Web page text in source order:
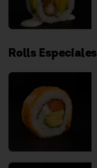
Rolls Especiales